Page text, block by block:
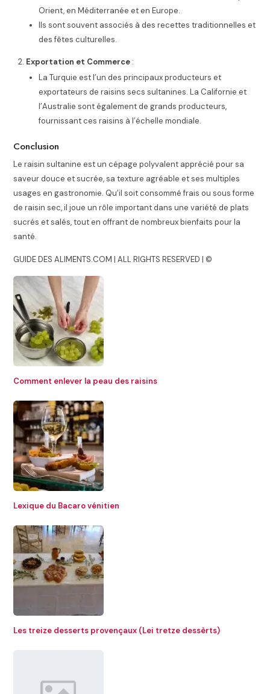
Orient, en Méditerranée et en Europe.
Ils sont souvent associés à des recettes traditionnelles et
des fêtes culturelles.
Exportation et Commerce :
La Turquie est l’un des principaux producteurs et
exportateurs de raisins secs sultanines. La Californie et
l’Australie sont également de grands producteurs,
fournissant ces raisins à l’échelle mondiale.
Conclusion
Le raisin sultanine est un cépage polyvalent apprécié pour sa
saveur douce et sucrée, sa texture agréable et ses multiples
usages en gastronomie. Qu’il soit consommé frais ou sous forme
de raisin sec, il joue un rôle important dans une variété de plats
sucrés et salés, tout en offrant de nombreux bienfaits pour la
santé.
GUIDE DES ALIMENTS.COM | ALL RIGHTS RESERVED | ©
Comment enlever la peau des raisins
Lexique du Bacaro vénitien
Les treize desserts provençaux (Lei tretze dessèrts)